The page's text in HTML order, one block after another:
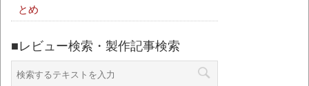
とめ
■レビュー検索・製作記事検索